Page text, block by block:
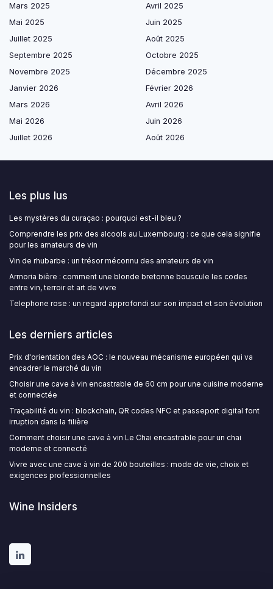
Mars 2025
Avril 2025
Mai 2025
Juin 2025
Juillet 2025
Août 2025
Septembre 2025
Octobre 2025
Novembre 2025
Décembre 2025
Janvier 2026
Février 2026
Mars 2026
Avril 2026
Mai 2026
Juin 2026
Juillet 2026
Août 2026
Les plus lus
Les mystères du curaçao : pourquoi est-il bleu ?
Comprendre les prix des alcools au Luxembourg : ce que cela signifie
pour les amateurs de vin
Vin de rhubarbe : un trésor méconnu des amateurs de vin
Armoria bière : comment une blonde bretonne bouscule les codes
entre vin, terroir et art de vivre
Telephone rose : un regard approfondi sur son impact et son évolution
Les derniers articles
Prix d'orientation des AOC : le nouveau mécanisme européen qui va
encadrer le marché du vin
Choisir une cave à vin encastrable de 60 cm pour une cuisine moderne
et connectée
Traçabilité du vin : blockchain, QR codes NFC et passeport digital font
irruption dans la filière
Comment choisir une cave à vin Le Chai encastrable pour un chai
moderne et connecté
Vivre avec une cave à vin de 200 bouteilles : mode de vie, choix et
exigences professionnelles
Wine Insiders